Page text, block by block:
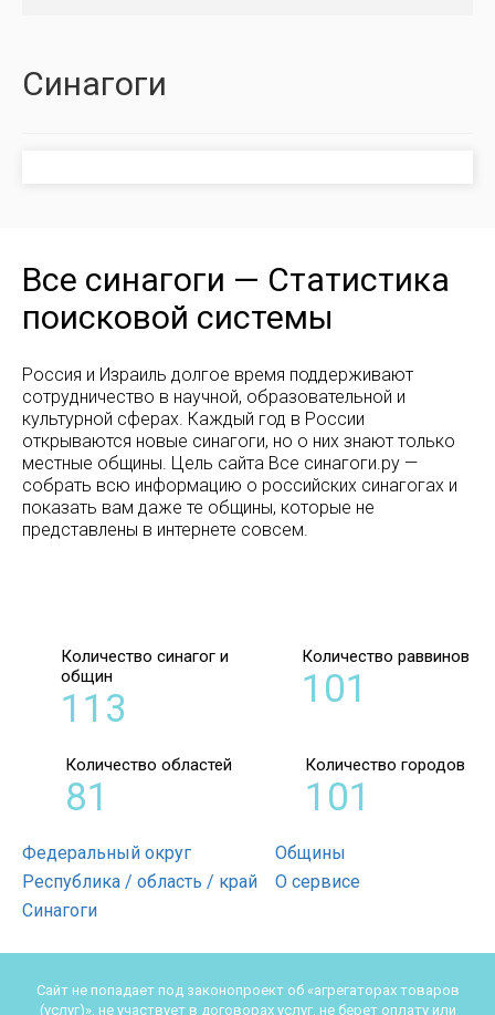
Синагоги
Все синагоги — Статистика
поисковой системы
Россия и Израиль долгое время поддерживают
сотрудничество в научной, образовательной и
культурной сферах. Каждый год в России
открываются новые синагоги, но о них знают только
местные общины. Цель сайта Все синагоги.ру —
собрать всю информацию о российских синагогах и
показать вам даже те общины, которые не
представлены в интернете совсем.
Федеральный округ
Республика / область / край
Синагоги
Общины
О сервисе
Количество синагог и
общин
113
Количество раввинов
101
Количество областей
81
Количество городов
101
Сайт не попадает под законопроект об «агрегаторах товаров
(услуг)», не участвует в договорах услуг, не берет оплату или